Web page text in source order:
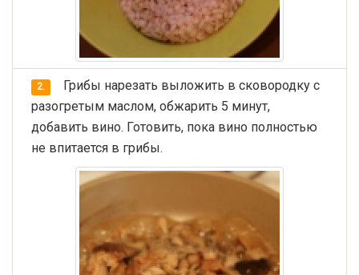
2.
Грибы нарезать выложить в сковородку с
разогретым маслом, обжарить 5 минут,
добавить вино. Готовить, пока вино полностью
не впитается в грибы.